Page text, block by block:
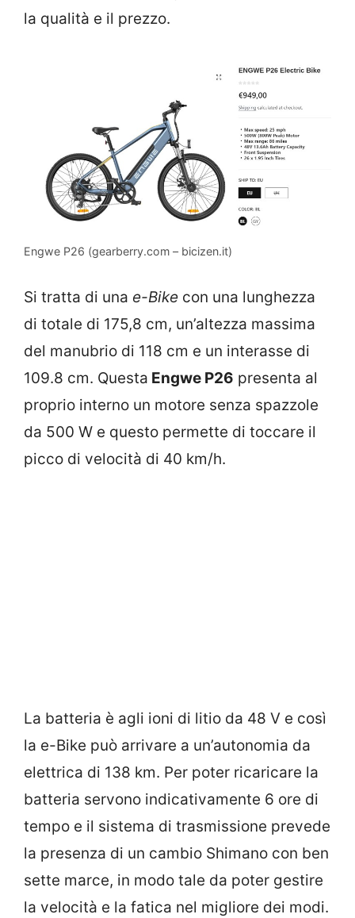
la qualità e il prezzo.
Engwe P26 (gearberry.com – bicizen.it)
Si tratta di una e-Bike con una lunghezza
di totale di 175,8 cm, un’altezza massima
del manubrio di 118 cm e un interasse di
109.8 cm. Questa Engwe P26 presenta al
proprio interno un motore senza spazzole
da 500 W e questo permette di toccare il
picco di velocità di 40 km/h.
La batteria è agli ioni di litio da 48 V e così
la e-Bike può arrivare a un’autonomia da
elettrica di 138 km. Per poter ricaricare la
batteria servono indicativamente 6 ore di
tempo e il sistema di trasmissione prevede
la presenza di un cambio Shimano con ben
sette marce, in modo tale da poter gestire
la velocità e la fatica nel migliore dei modi.